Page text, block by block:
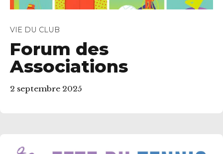
VIE DU CLUB
Forum des
Associations
2 septembre 2025